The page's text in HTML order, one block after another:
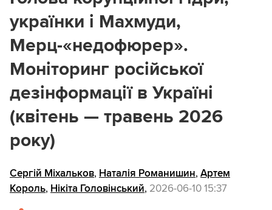
українки і Махмуди,
Мерц-«недофюрер».
Моніторинг російської
дезінформації в Україні
(квітень — травень 2026
року)
Сергій Міхальков, Наталія Романишин, Артем
Король, Нікіта Головінський, 2026-06-10 15:37